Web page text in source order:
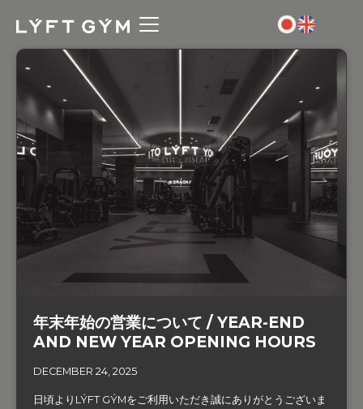
年末年始の営業について / YEAR-END
AND NEW YEAR OPENING HOURS
DECEMBER 24, 2025
日頃よりLÝFT GÝMをご利用いただき誠にありがとうございま